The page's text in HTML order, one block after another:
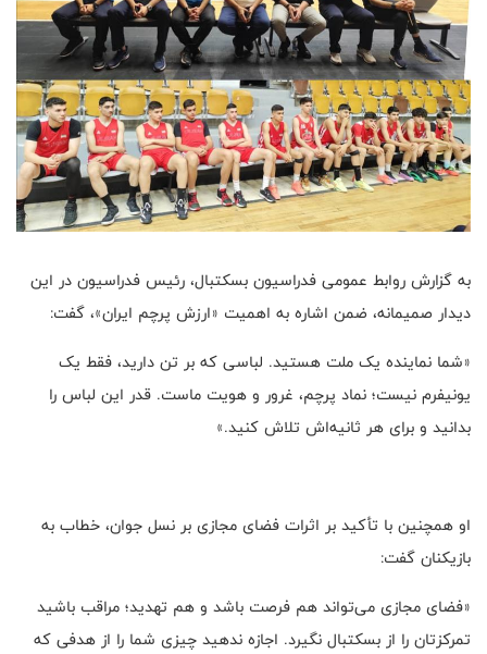
به گزارش روابط عمومی فدراسیون بسکتبال، رئیس فدراسیون در این
دیدار صمیمانه، ضمن اشاره به اهمیت «ارزش پرچم ایران»، گفت:
«شما نماینده یک ملت هستید. لباسی که بر تن دارید، فقط یک
یونیفرم نیست؛ نماد پرچم، غرور و هویت ماست. قدر این لباس را
بدانید و برای هر ثانیه‌اش تلاش کنید.»
او همچنین با تأکید بر اثرات فضای مجازی بر نسل جوان، خطاب به
بازیکنان گفت:
«فضای مجازی می‌تواند هم فرصت باشد و هم تهدید؛ مراقب باشید
تمرکزتان را از بسکتبال نگیرد. اجازه ندهید چیزی شما را از هدفی که